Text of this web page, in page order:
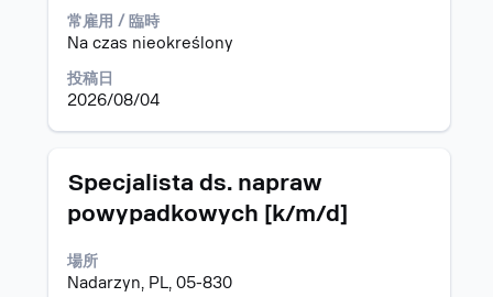
ー
で
選
択
し
ま
常雇用 / 臨時
Na czas nieokreślony
投稿日
2026/08/04
コ
ン
ン
ツ
す
る
は、
Space
タ
ト
Specjalista ds. napraw
powypadkowych [k/m/d]
場所
Nadarzyn, PL, 05-830
求
情
の
全